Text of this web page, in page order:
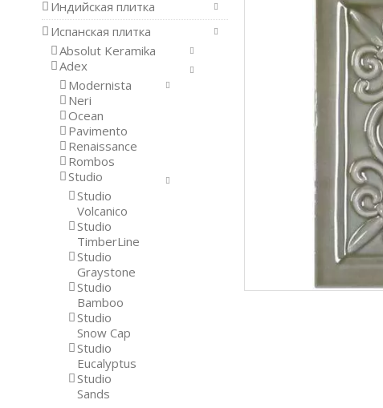
Индийская плитка
Испанская плитка
Absolut Keramika
Adex
Modernista
Neri
Ocean
Pavimento
Renaissance
Rombos
Studio
Studio
Volcanico
Studio
TimberLine
Studio
Graystone
Studio
Bamboo
Studio
Snow Cap
Studio
Eucalyptus
Studio
Sands